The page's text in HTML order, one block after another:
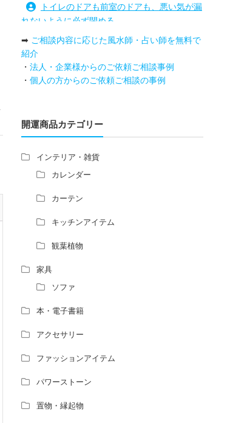
トイレのドアも前室のドアも、悪い気が漏
れないように必ず閉める
路沖殺対策としては、お庭に道路との垣根
を造られるとよい
庭を広げると路沖殺（ろちゅうさつ）は防
げますか？
方角にあるトイレの位置はずれますか？
青澄杏樹 （アオスミアンジュ）先生から
占い師さんは、幽霊を見たことがあります
か？
家相風水の診断・鑑定料金や相場について
風水の流派について教えてください。
か？
風水師になるには、どんな勉強をすればい
いですか？
➡ ご相談内容に応じた風水師・占い師を無料で
紹介
・ 法人・企業様からのご依頼ご相談事例
・ 個人の方からのご依頼ご相談の事例
開運商品カテゴリー
インテリア・雑貨
カレンダー
カーテン
キッチンアイテム
観葉植物
家具
ソファ
本・電子書籍
アクセサリー
ファッションアイテム
パワーストーン
置物・縁起物